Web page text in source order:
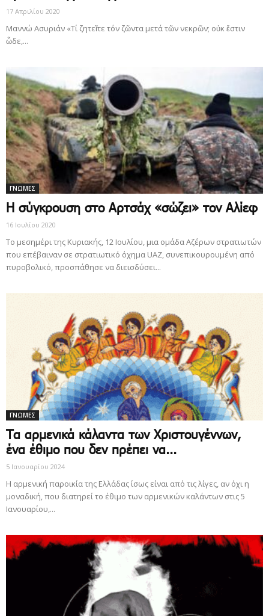
17 Απριλίου 2020
Μαννώ Ασυριάν «Τί ζητεῖτε τόν ζῶντα μετά τῶν νεκρῶν; οὐκ ἔστιν
ὧδε,...
ΓΝΩΜΕΣ
Η σύγκρουση στο Αρτσάχ «σώζει» τον Αλίεφ
16 Ιουλίου 2020
Το μεσημέρι της Κυριακής, 12 Ιουλίου, μια ομάδα Αζέρων στρατιωτών
που επέβαιναν σε στρατιωτικό όχημα UAZ, συνεπικουρουμένη από
πυροβολικό, προσπάθησε να διεισδύσει...
ΓΝΩΜΕΣ
Τα αρμενικά κάλαντα των Χριστουγέννων,
ένα έθιμο που δεν πρέπει να...
5 Ιανουαρίου 2024
Η αρμενική παροικία της Ελλάδας ίσως είναι από τις λίγες, αν όχι η
μοναδική, που διατηρεί το έθιμο των αρμενικών καλάντων στις 5
Ιανουαρίου,...